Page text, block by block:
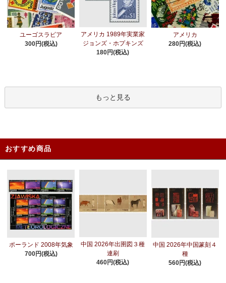
ユーゴスラビア
300円(税込)
アメリカ 1989年実業家
ジョンズ・ホプキンズ
180円(税込)
アメリカ
280円(税込)
もっと見る
おすすめ商品
ポーランド 2008年気象
700円(税込)
中国 2026年出圉図３種
連刷
460円(税込)
中国 2026年中国篆刻４
種
560円(税込)